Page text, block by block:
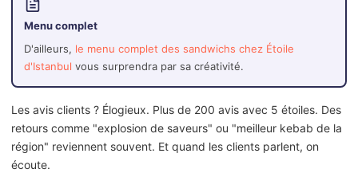
Menu complet
D'ailleurs, le menu complet des sandwichs chez Étoile
d'Istanbul vous surprendra par sa créativité.
Les avis clients ? Élogieux. Plus de 200 avis avec 5 étoiles. Des
retours comme "explosion de saveurs" ou "meilleur kebab de la
région" reviennent souvent. Et quand les clients parlent, on
écoute.